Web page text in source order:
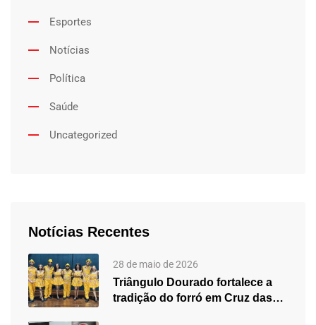
Esportes
Notícias
Política
Saúde
Uncategorized
Notícias Recentes
28 de maio de 2026
Triângulo Dourado fortalece a
tradição do forró em Cruz das…